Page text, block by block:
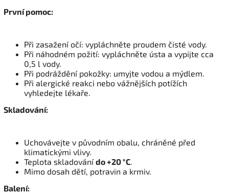
První pomoc:
Při zasažení očí: vypláchněte proudem čisté vody.
Při náhodném požití: vypláchněte ústa a vypijte cca
0,5 l vody.
Při podráždění pokožky: umyjte vodou a mýdlem.
Při alergické reakci nebo vážnějších potížích
vyhledejte lékaře.
Skladování:
Uchovávejte v původním obalu, chráněné před
klimatickými vlivy.
Teplota skladovánído +20 °C.
Mimo dosah dětí, potravin a krmiv.
Balení: